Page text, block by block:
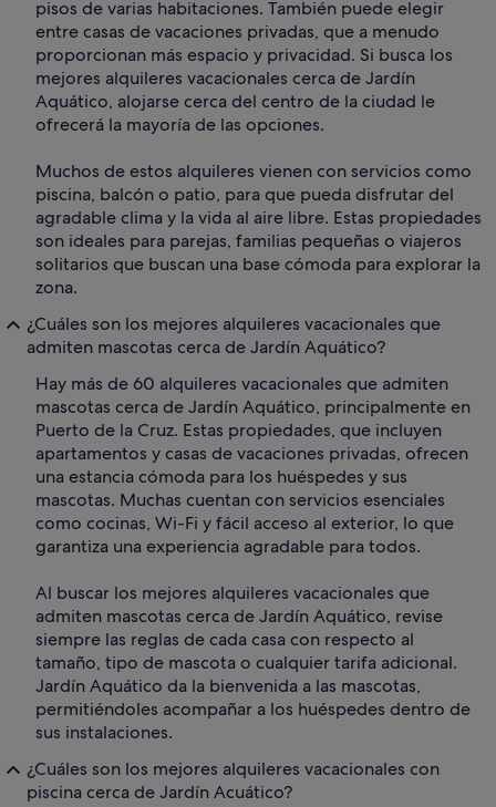
pisos de varias habitaciones. También puede elegir
entre casas de vacaciones privadas, que a menudo
proporcionan más espacio y privacidad. Si busca los
mejores alquileres vacacionales cerca de Jardín
Aquático, alojarse cerca del centro de la ciudad le
ofrecerá la mayoría de las opciones.
Muchos de estos alquileres vienen con servicios como
piscina, balcón o patio, para que pueda disfrutar del
agradable clima y la vida al aire libre. Estas propiedades
son ideales para parejas, familias pequeñas o viajeros
solitarios que buscan una base cómoda para explorar la
zona.
¿Cuáles son los mejores alquileres vacacionales que
admiten mascotas cerca de Jardín Aquático?
Hay más de 60 alquileres vacacionales que admiten
mascotas cerca de Jardín Aquático, principalmente en
Puerto de la Cruz. Estas propiedades, que incluyen
apartamentos y casas de vacaciones privadas, ofrecen
una estancia cómoda para los huéspedes y sus
mascotas. Muchas cuentan con servicios esenciales
como cocinas, Wi-Fi y fácil acceso al exterior, lo que
garantiza una experiencia agradable para todos.
Al buscar los mejores alquileres vacacionales que
admiten mascotas cerca de Jardín Aquático, revise
siempre las reglas de cada casa con respecto al
tamaño, tipo de mascota o cualquier tarifa adicional.
Jardín Aquático da la bienvenida a las mascotas,
permitiéndoles acompañar a los huéspedes dentro de
sus instalaciones.
¿Cuáles son los mejores alquileres vacacionales con
piscina cerca de Jardín Acuático?